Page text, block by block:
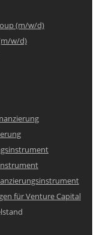
(m/w/d)
w/d)
für Venture Capital